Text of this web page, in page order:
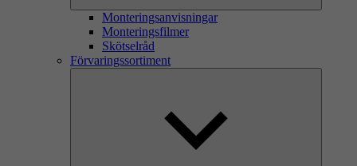
Monteringsanvisningar
Monteringsfilmer
Skötselråd
Förvaringssortiment